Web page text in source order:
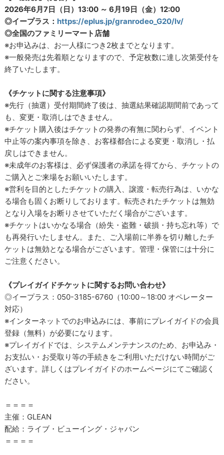
2026年6月7日（日）13:00 ～ 6月19日（金）12:00
◎イープラス： https://eplus.jp/granrodeo_G20/lv/
◎全国のファミリーマート店舗
※お申込みは、お一人様につき2枚までとなります。
※一般発売は先着順となりますので、予定枚数に達し次第受付を
終了いたします。
《チケットに関する注意事項》
※先行（抽選）受付期間終了後は、抽選結果確認期間前であって
も、変更・取消しはできません。
※チケット購入後はチケットの発券の有無に関わらず、イベント
中止等の案内事項を除き、お客様都合による変更・取消し・払
戻しはできません。
※未成年のお客様は、必ず保護者の承諾を得てから、チケットの
ご購入とご来場をお願いいたします。
※営利を目的としたチケットの購入、譲渡・転売行為は、いかな
る場合も固くお断りしております。転売されたチケットは無効
となり入場をお断りさせていただく場合がございます。
※チケットはいかなる場合（紛失・盗難・破損・持ち忘れ等）で
も再発行いたしません。また、ご入場前に半券を切り離したチ
ケットは無効となる場合がございます。管理・保管には十分に
ご注意ください。
《プレイガイドチケットに関するお問い合わせ》
◎イープラス：050-3185-6760（10:00～18:00 オペレーター
対応）
※インターネットでのお申込みには、事前にプレイガイドの会員
登録（無料）が必要になります。
※プレイガイドでは、システムメンテナンスのため、お申込み・
お支払い・お受取り等の手続きをご利用いただけない時間がご
ざいます。詳しくはプレイガイドのホームページにてご確認く
ださい。
＝＝＝＝
主催：GLEAN
配給：ライブ・ビューイング・ジャパン
＝＝＝＝